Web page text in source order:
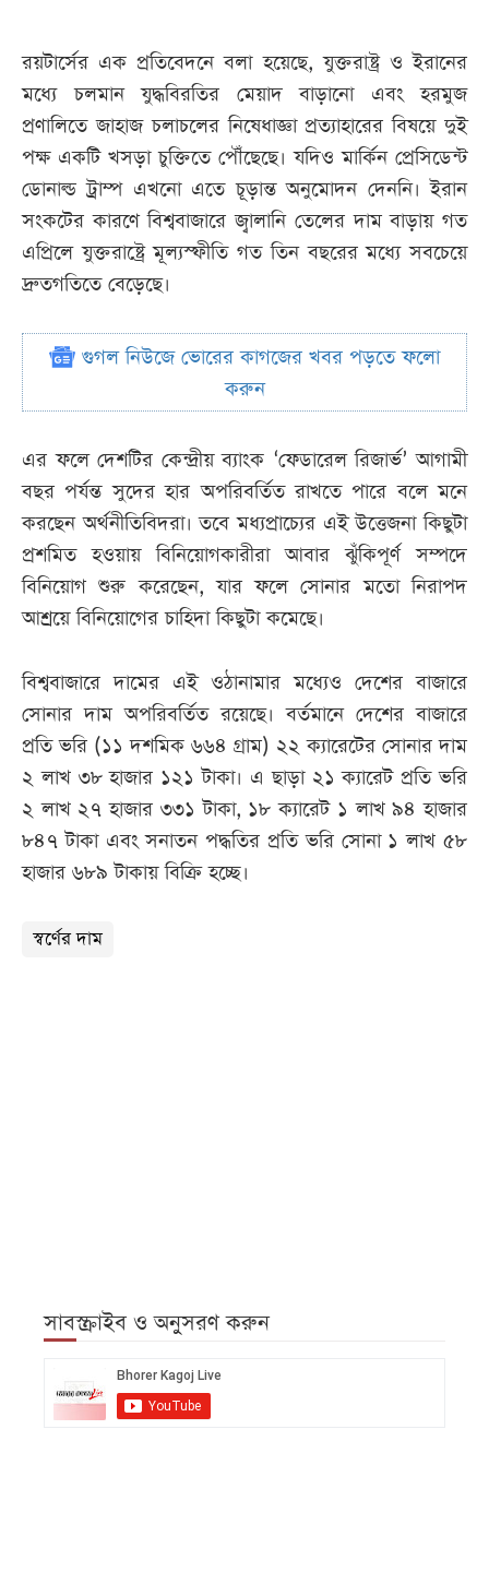
রয়টার্সের এক প্রতিবেদনে বলা হয়েছে, যুক্তরাষ্ট্র ও ইরানের
মধ্যে চলমান যুদ্ধবিরতির মেয়াদ বাড়ানো এবং হরমুজ
প্রণালিতে জাহাজ চলাচলের নিষেধাজ্ঞা প্রত্যাহারের বিষয়ে দুই
পক্ষ একটি খসড়া চুক্তিতে পৌঁছেছে। যদিও মার্কিন প্রেসিডেন্ট
ডোনাল্ড ট্রাম্প এখনো এতে চূড়ান্ত অনুমোদন দেননি। ইরান
সংকটের কারণে বিশ্ববাজারে জ্বালানি তেলের দাম বাড়ায় গত
এপ্রিলে যুক্তরাষ্ট্রে মূল্যস্ফীতি গত তিন বছরের মধ্যে সবচেয়ে
দ্রুতগতিতে বেড়েছে।
গুগল নিউজে ভোরের কাগজের খবর পড়তে ফলো
করুন
এর ফলে দেশটির কেন্দ্রীয় ব্যাংক ‘ফেডারেল রিজার্ভ’ আগামী
বছর পর্যন্ত সুদের হার অপরিবর্তিত রাখতে পারে বলে মনে
করছেন অর্থনীতিবিদরা। তবে মধ্যপ্রাচ্যের এই উত্তেজনা কিছুটা
প্রশমিত হওয়ায় বিনিয়োগকারীরা আবার ঝুঁকিপূর্ণ সম্পদে
বিনিয়োগ শুরু করেছেন, যার ফলে সোনার মতো নিরাপদ
আশ্রয়ে বিনিয়োগের চাহিদা কিছুটা কমেছে।
বিশ্ববাজারে দামের এই ওঠানামার মধ্যেও দেশের বাজারে
সোনার দাম অপরিবর্তিত রয়েছে। বর্তমানে দেশের বাজারে
প্রতি ভরি (১১ দশমিক ৬৬৪ গ্রাম) ২২ ক্যারেটের সোনার দাম
২ লাখ ৩৮ হাজার ১২১ টাকা। এ ছাড়া ২১ ক্যারেট প্রতি ভরি
২ লাখ ২৭ হাজার ৩৩১ টাকা, ১৮ ক্যারেট ১ লাখ ৯৪ হাজার
৮৪৭ টাকা এবং সনাতন পদ্ধতির প্রতি ভরি সোনা ১ লাখ ৫৮
হাজার ৬৮৯ টাকায় বিক্রি হচ্ছে।
স্বর্ণের দাম
সাবস্ক্রাইব ও অনুসরণ করুন